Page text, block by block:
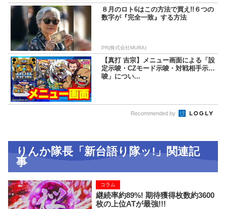
８月のロト6はこの方法で買え!!６つの
数字が『完全一致』する方法
PR(株式会社MURA)
【真打 吉宗】メニュー画面による「設
定示唆・CZモード示唆・対戦相手示
唆」につい...
Recommended by
りんか隊長「新台語り隊ッ!」関連記
事
継続率約89%! 期待獲得枚数約3600
枚の上位ATが最強!!!
コラム